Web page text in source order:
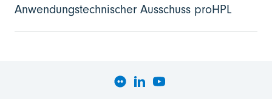
Anwendungstechnischer Ausschuss proHPL